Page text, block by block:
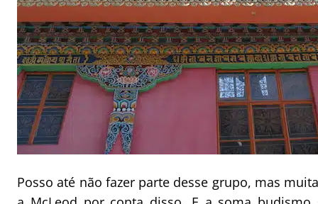
Posso até não fazer parte desse grupo, mas